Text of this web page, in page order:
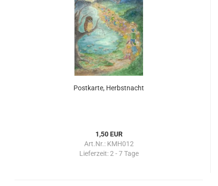
Postkarte, Herbstnacht
1,50 EUR
Art.Nr.: KMH012
Lieferzeit:2 - 7 Tage